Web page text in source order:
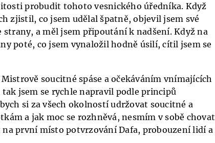
probudit tohoto vesnického úředníka. Když
zjistil, co jsem udělal špatně, objevil jsem své
a měl jsem připoutání k nadšení. Když na
poté, co jsem vynaložil hodně úsilí, cítil jsem se
soucitné spáse a očekáváním vnímajících
jsem se rychle napravil podle principů
si za všech okolností udržovat soucitné a
a jak moc se rozhněvá, nesmím v sobě chovat
první místo potvrzování Dafa, probouzení lidí a